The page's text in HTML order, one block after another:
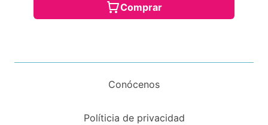
Comprar
Conócenos
Políticia de privacidad